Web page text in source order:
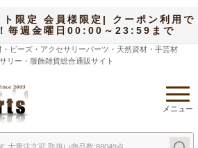
限定 会員様限定| クーポン利用で
毎週金曜日00:00～23:59まで
ビーズ・アクセサリーパーツ・天然資材・手芸材
リー・服飾雑貨総合通販サイト
メニュー